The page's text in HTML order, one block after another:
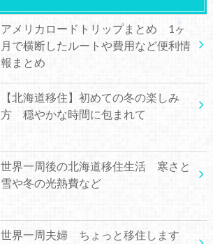
アメリカロードトリップまとめ 1ヶ
月で横断したルートや費用など便利情
報まとめ
【北海道移住】初めての冬の楽しみ
方 穏やかな時間に包まれて
世界一周後の北海道移住生活 寒さと
雪や冬の光熱費など
世界一周夫婦 ちょっと移住します